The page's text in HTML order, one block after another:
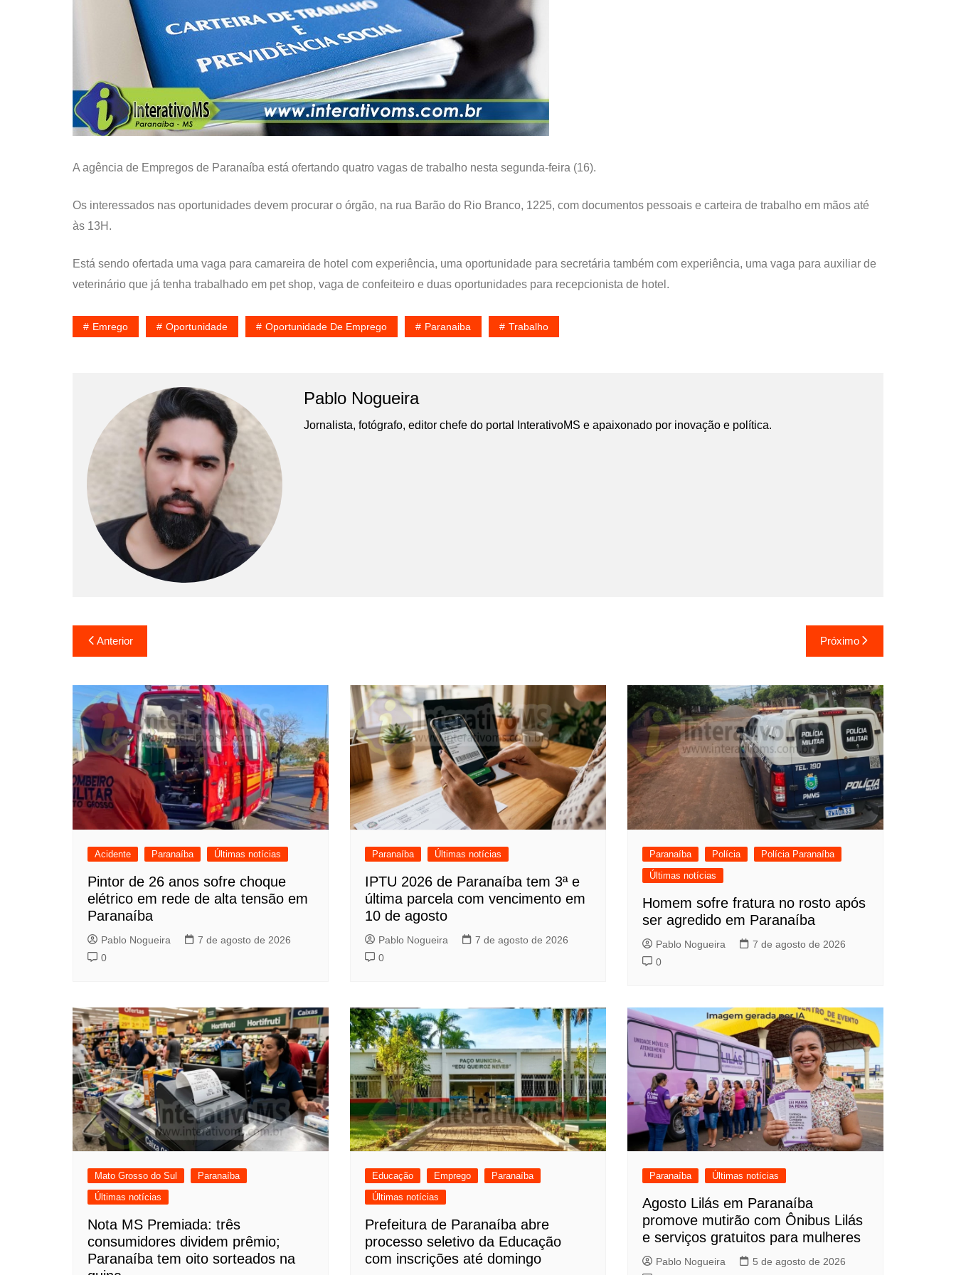
A agência de Empregos de Paranaíba está ofertando quatro vagas de trabalho nesta segunda-feira (16).
Os interessados nas oportunidades devem procurar o órgão, na rua Barão do Rio Branco, 1225, com documentos pessoais e carteira de trabalho em mãos até
às 13H.
Está sendo ofertada uma vaga para camareira de hotel com experiência, uma oportunidade para secretária também com experiência, uma vaga para auxiliar de
veterinário que já tenha trabalhado em pet shop, vaga de confeiteiro e duas oportunidades para recepcionista de hotel.
Emrego Oportunidade Oportunidade De Emprego Paranaiba Trabalho
Pablo Nogueira
Jornalista, fotógrafo, editor chefe do portal InterativoMS e apaixonado por inovação e política.
Navegação
de
Post
Anterior Próximo
Acidente Paranaíba Últimas notícias
Pintor de 26 anos sofre choque
elétrico em rede de alta tensão em
Paranaíba
Pablo Nogueira
7 de agosto de 2026
0
Paranaíba Últimas notícias
IPTU 2026 de Paranaíba tem 3ª e
última parcela com vencimento em
10 de agosto
Pablo Nogueira
7 de agosto de 2026
0
Paranaíba Polícia
Polícia Paranaíba
Últimas notícias
Homem sofre fratura no rosto após
ser agredido em Paranaíba
Pablo Nogueira
7 de agosto de 2026
0
Mato Grosso do Sul
Paranaíba
Últimas notícias
Nota MS Premiada: três
consumidores dividem prêmio;
Paranaíba tem oito sorteados na
Educação Emprego
Paranaíba
Últimas notícias
Prefeitura de Paranaíba abre
processo seletivo da Educação
com inscrições até domingo
Paranaíba Últimas notícias
Agosto Lilás em Paranaíba
promove mutirão com Ônibus Lilás
e serviços gratuitos para mulheres
Pablo Nogueira
5 de agosto de 2026